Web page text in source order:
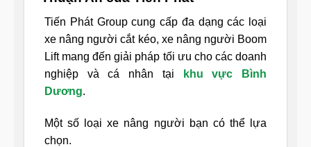
Tiến Phát Group cung cấp đa dạng các loại
xe nâng người cắt kéo, xe nâng người Boom
Lift mang đến giải pháp tối ưu cho các doanh
nghiệp và cá nhân tại
khu vực Bình
Dương.
Một số loại xe nâng người bạn có thể lựa
chọn.